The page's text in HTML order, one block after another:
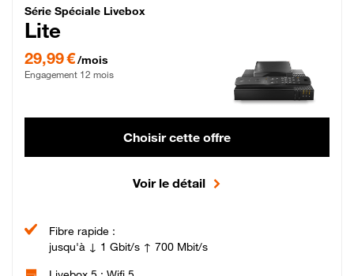
Série Spéciale Livebox Lite Fibre
Série Spéciale Livebox
Lite
29,99 €/mois
Engagement 12 mois
Choisir cette offre
Voir le détail
Fibre rapide :
jusqu'à ↓ 1 Gbit/s ↑ 700 Mbit/s